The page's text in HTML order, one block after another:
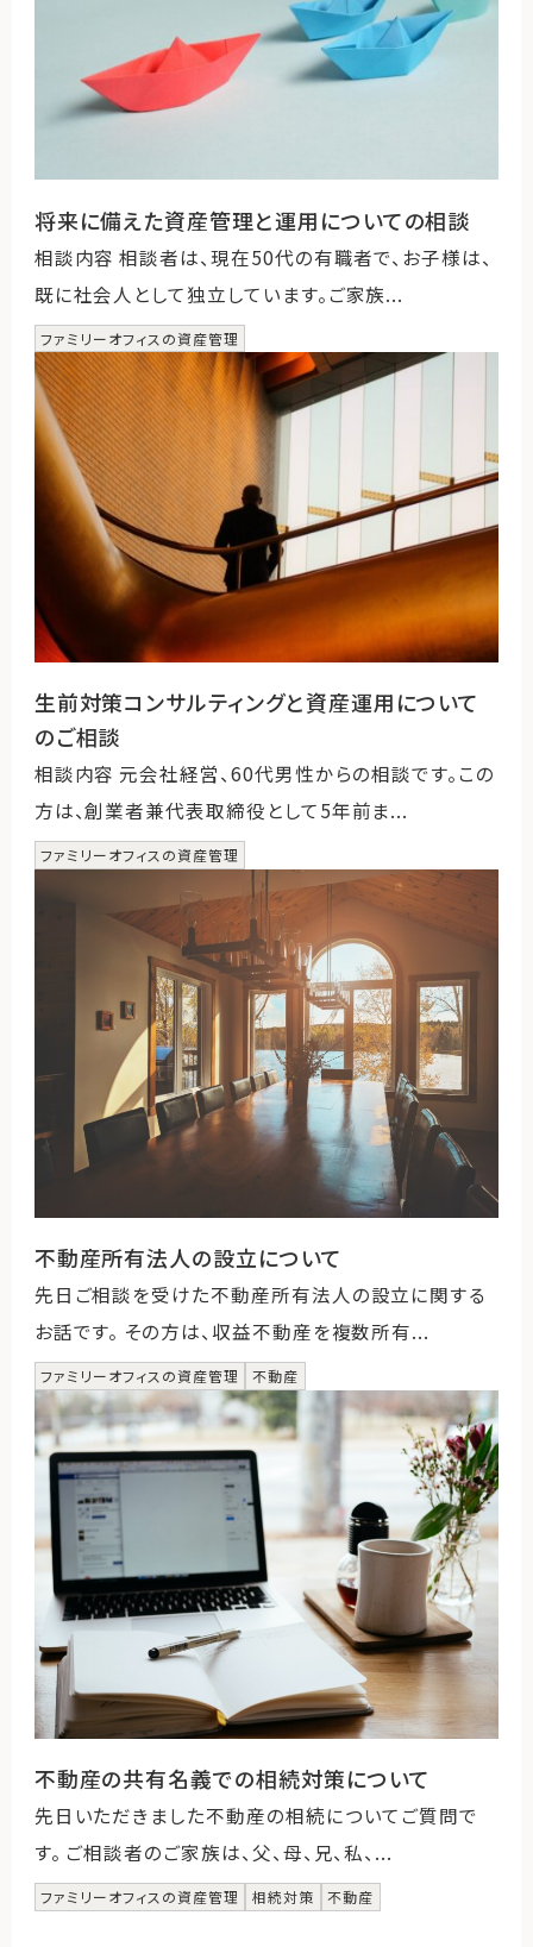
将来に備えた資産管理と運用についての相談
相談内容 相談者は、現在50代の有職者で、お子様は、
既に社会人として独立しています。ご家族...
ファミリーオフィスの資産管理
生前対策コンサルティングと資産運用について
のご相談
相談内容 元会社経営、60代男性からの相談です。この
方は、創業者兼代表取締役として5年前ま...
ファミリーオフィスの資産管理
不動産所有法人の設立について
先日ご相談を受けた不動産所有法人の設立に関する
お話です。 その方は、収益不動産を複数所有...
ファミリーオフィスの資産管理 不動産
不動産の共有名義での相続対策について
先日いただきました不動産の相続についてご質問で
す。 ご相談者のご家族は、父、母、兄、私、...
ファミリーオフィスの資産管理 相続対策 不動産